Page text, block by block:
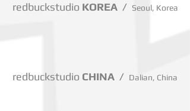
redbuckstudio KOREA / Seoul, Korea
redbuckstudio CHINA / Dalian, China